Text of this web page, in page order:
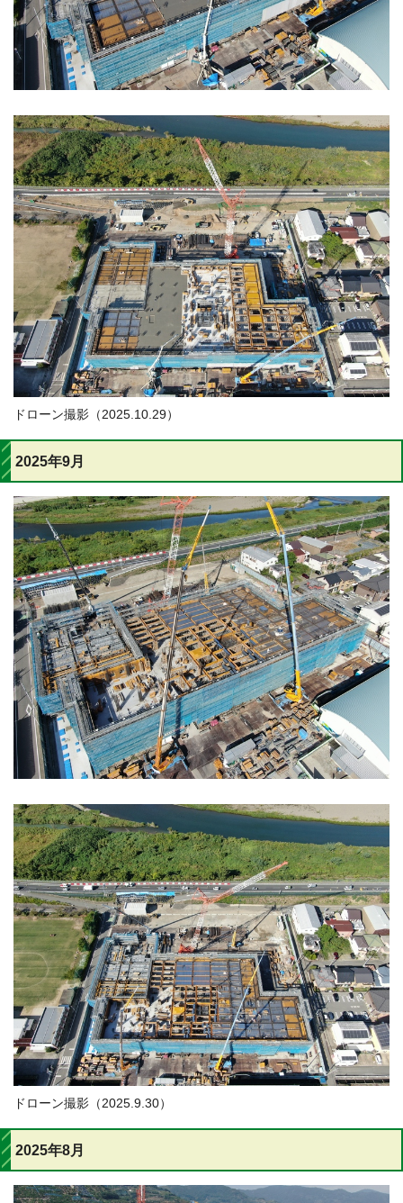
ドローン撮影（2025.10.29）
2025年9月
ドローン撮影（2025.9.30）
2025年8月